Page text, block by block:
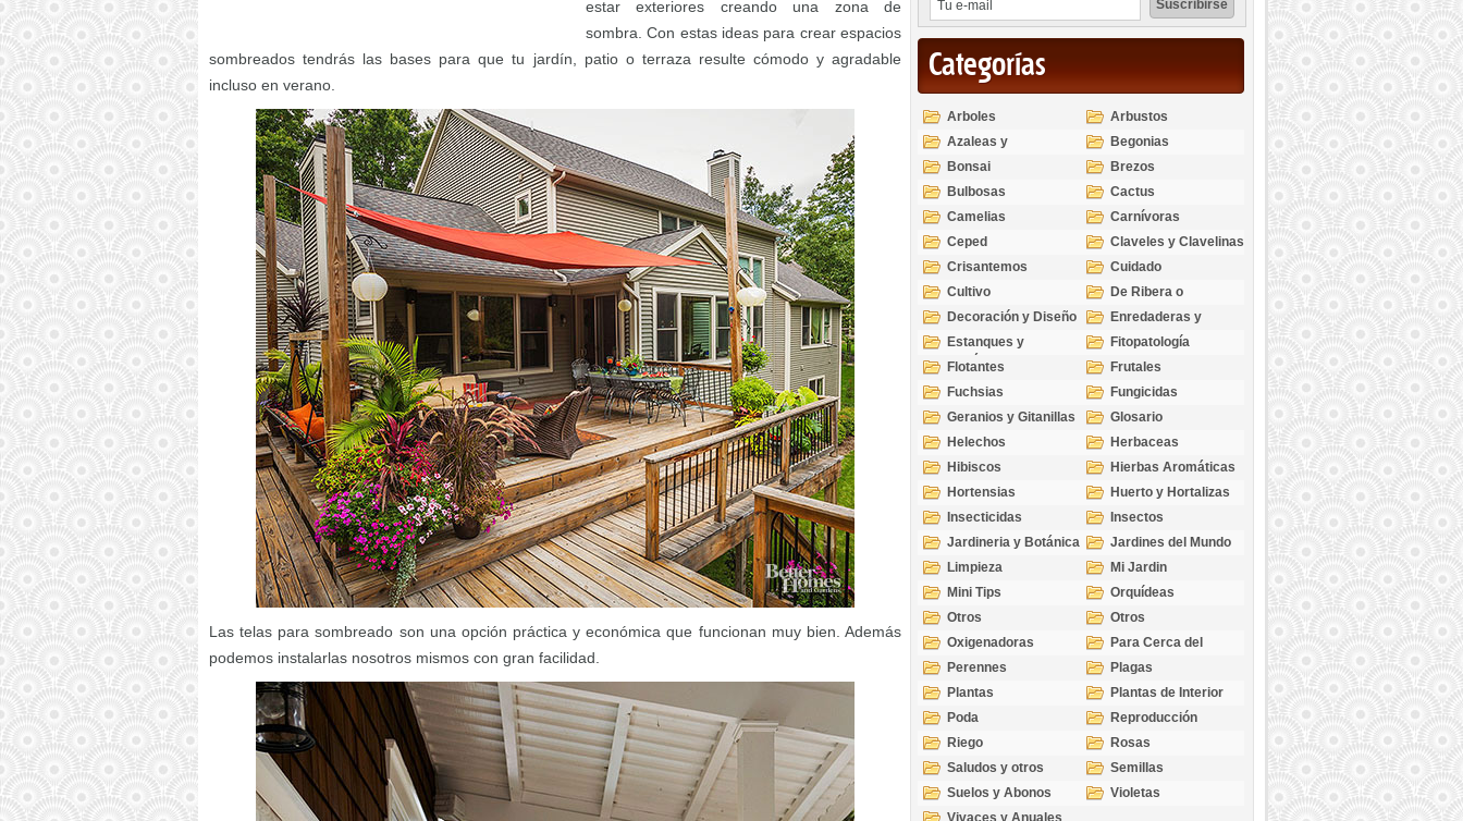
estar exteriores creando una zona de
sombra. Con estas ideas para crear espacios
sombreados tendrás las bases para que tu jardín, patio o terraza resulte cómodo y agradable
incluso en verano.
Las telas para sombreado son una opción práctica y económica que funcionan muy bien. Además
podemos instalarlas nosotros mismos con gran facilidad.
Categorías
Arboles
Arbustos
Azaleas y
Rododendros
Begonias
Bonsai
Brezos
Bulbosas
Cactus
Camelias
Carnívoras
Ceped
Claveles y Clavelinas
Crisantemos
Cuidado
Cultivo
De Ribera o
Palustres
Decoración y Diseño
Enredaderas y
cubresuelos
Estanques y
Acuáticas
Fitopatología
Flotantes
Frutales
Fuchsias
Fungicidas
Geranios y Gitanillas
Glosario
Helechos
Herbaceas
Hibiscos
Hierbas Aromáticas
Hortensias
Huerto y Hortalizas
Insecticidas
Insectos
Jardineria y Botánica
Jardines del Mundo
Limpieza
Mi Jardin
Mini Tips
Orquídeas
Otros
Otros
Oxigenadoras
Para Cerca del
Estanque
Perennes
Plagas
Plantas
Plantas de Interior
Poda
Reproducción
Riego
Rosas
Saludos y otros
temas
Semillas
Suelos y Abonos
Violetas
Vivaces y Anuales